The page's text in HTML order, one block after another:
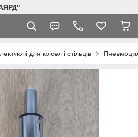
для крісел і стільців